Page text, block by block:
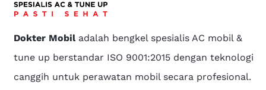
Dokter Mobiladalah bengkel spesialis AC mobil &
tune up berstandar ISO 9001:2015 dengan teknologi
canggih untuk perawatan mobil secara profesional.